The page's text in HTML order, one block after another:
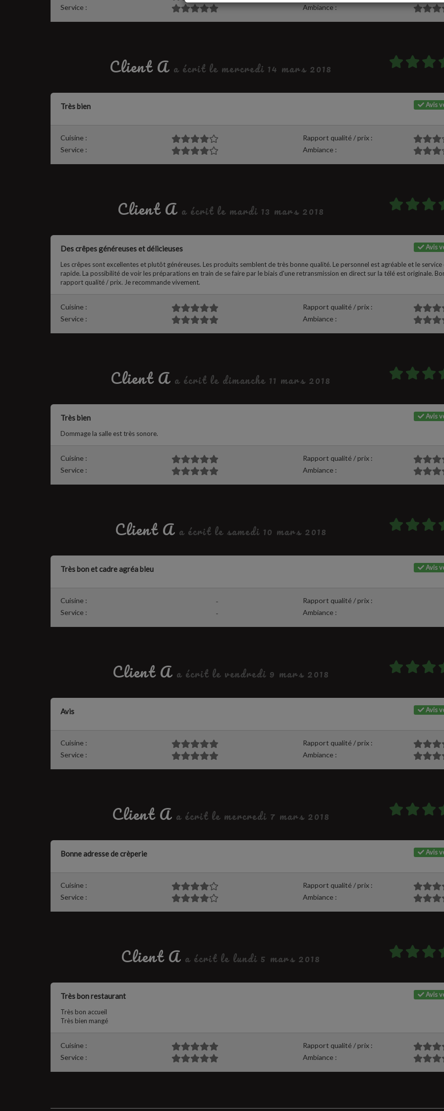
Service :
Ambiance :
Client A a écrit le mercredi 14 mars 2018
Avis
Très bien
Cuisine :
Rapport qualité / prix :
Service :
Ambiance :
Client A a écrit le mardi 13 mars 2018
Avis
Des crêpes généreuses et délicieuses
Les crêpes sont excellentes et plutôt généreuses. Les produits semblent de très bonne qualité. Le personnel est agréable et le service
rapide. La possibilité de voir les préparations en train de se faire par le biais d'une retransmission en direct sur la télé est originale.
rapport qualité / prix. Je recommande vivement.
Cuisine :
Rapport qualité / prix :
Service :
Ambiance :
Client A a écrit le dimanche 11 mars 2018
Avis
Très bien
Dommage la salle est très sonore.
Cuisine :
Rapport qualité / prix :
Service :
Ambiance :
Client A a écrit le samedi 10 mars 2018
Avis
Très bon et cadre agréa bleu
-
Cuisine : Rapport qualité / prix :
-
Service : Ambiance :
Client A a écrit le vendredi 9 mars 2018
Avis
Avis
Cuisine :
Rapport qualité / prix :
Service :
Ambiance :
Client A a écrit le mercredi 7 mars 2018
Avis
Bonne adresse de crèperie
Cuisine :
Rapport qualité / prix :
Service :
Ambiance :
Client A a écrit le lundi 5 mars 2018
Avis
Très bon restaurant
Très bon accueil
Très bien mangé
Cuisine :
Rapport qualité / prix :
Service :
Ambiance :